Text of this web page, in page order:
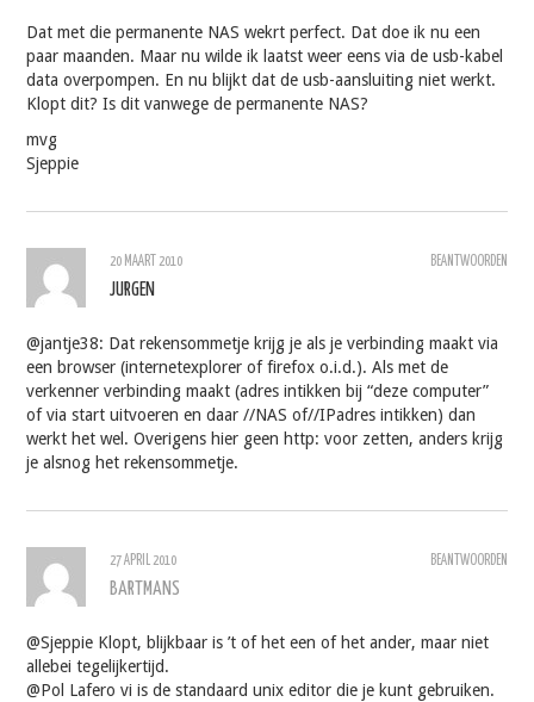
Dat met die permanente NAS wekrt perfect. Dat doe ik nu een
paar maanden. Maar nu wilde ik laatst weer eens via de usb-kabel
data overpompen. En nu blijkt dat de usb-aansluiting niet werkt.
Klopt dit? Is dit vanwege de permanente NAS?
mvg
Sjeppie
BEANTWOORDEN
20 MAART 2010
JURGEN
@jantje38: Dat rekensommetje krijg je als je verbinding maakt via
een browser (internetexplorer of firefox o.i.d.). Als met de
verkenner verbinding maakt (adres intikken bij “deze computer”
of via start uitvoeren en daar //NAS of//IPadres intikken) dan
werkt het wel. Overigens hier geen http: voor zetten, anders krijg
je alsnog het rekensommetje.
BEANTWOORDEN
27 APRIL 2010
BARTMANS
@Sjeppie Klopt, blijkbaar is ’t of het een of het ander, maar niet
allebei tegelijkertijd.
@Pol Lafero vi is de standaard unix editor die je kunt gebruiken.